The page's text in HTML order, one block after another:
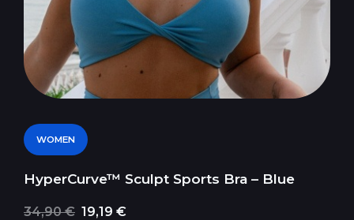
WOMEN
HyperCurve™ Sculpt Sports Bra – Blue
34,90 € 19,19 €